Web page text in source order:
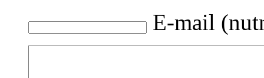
E-mail